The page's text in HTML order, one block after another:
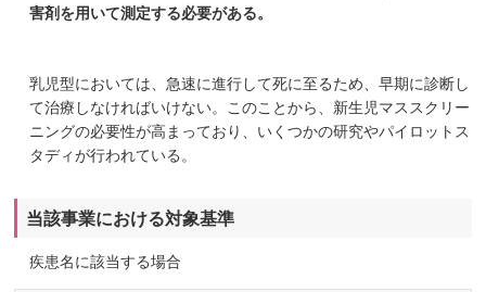
害剤を用いて測定する必要がある。
乳児型においては、急速に進行して死に至るため、早期に診断し
て治療しなければいけない。このことから、新生児マススクリー
ニングの必要性が高まっており、いくつかの研究やパイロットス
タディが行われている。
当該事業における対象基準
疾患名に該当する場合